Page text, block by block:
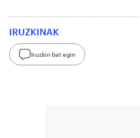
IRUZKINAK
Iruzkin bat egin